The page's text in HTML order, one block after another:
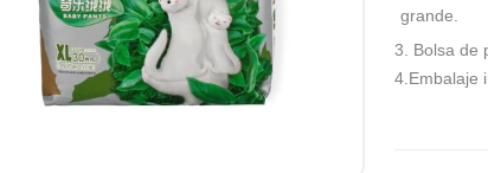
grande.
3. Bolsa de
4.Embalaje